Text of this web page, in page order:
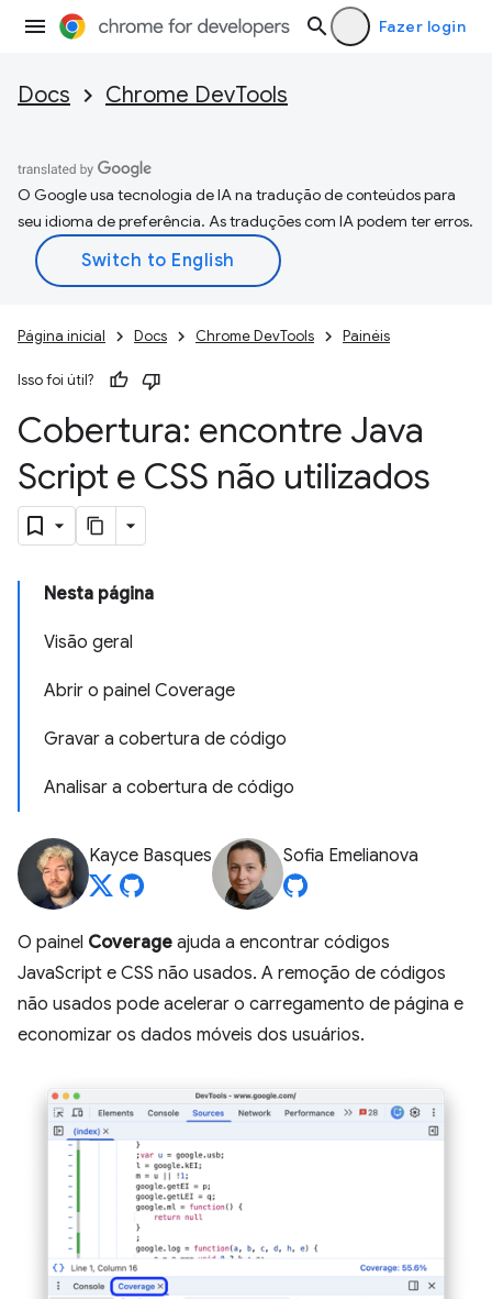
Fazer login
Docs Chrome DevTools
O Google usa tecnologia de IA na tradução de conteúdos para
seu idioma de preferência. As traduções com IA podem ter erros.
Página inicial Docs Chrome DevTools Painéis
Isso foi útil?
Cobertura: encontre Java
Script e CSS não utilizados
Nesta página
Visão geral
Abrir o painel Coverage
Gravar a cobertura de código
Analisar a cobertura de código
Kayce Basques Sofia Emelianova
O painel Coverage ajuda a encontrar códigos
JavaScript e CSS não usados. A remoção de códigos
não usados pode acelerar o carregamento de página e
economizar os dados móveis dos usuários.